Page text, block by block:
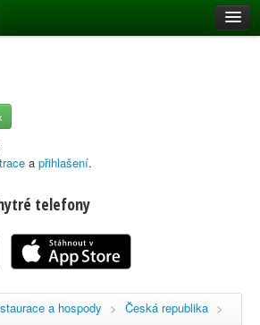
a přihlašení.
telefony
a hospody > Česká republika >